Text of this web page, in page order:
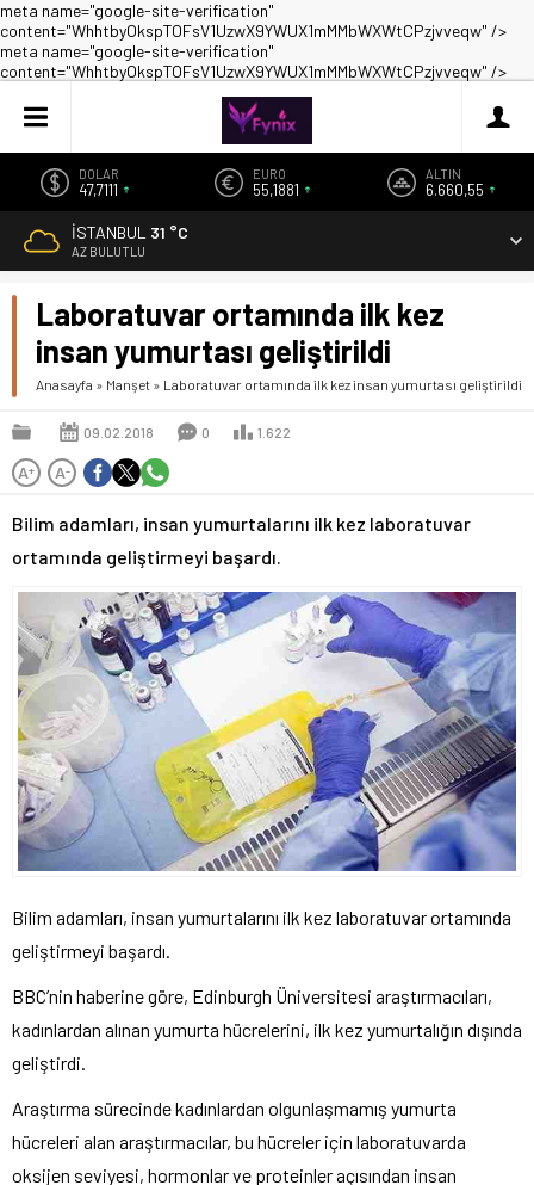
meta name="google-site-verification"
content="WhhtbyOkspTOFsV1UzwX9YWUX1mMMbWXWtCPzjvveqw" />
meta name="google-site-verification"
content="WhhtbyOkspTOFsV1UzwX9YWUX1mMMbWXWtCPzjvveqw" />
DOLAR
47,7111
EURO
55,1881
ALTIN
6.660,55
İSTANBUL 31 °C
AZ BULUTLU
Laboratuvar ortamında ilk kez
insan yumurtası geliştirildi
Anasayfa » Manşet » Laboratuvar ortamında ilk kez insan yumurtası geliştirildi
09.02.2018 0 1.622
A+ A-
Bilim adamları, insan yumurtalarını ilk kez laboratuvar
ortamında geliştirmeyi başardı.
Bilim adamları, insan yumurtalarını ilk kez laboratuvar ortamında
geliştirmeyi başardı.
BBC’nin haberine göre, Edinburgh Üniversitesi araştırmacıları,
kadınlardan alınan yumurta hücrelerini, ilk kez yumurtalığın dışında
geliştirdi.
Araştırma sürecinde kadınlardan olgunlaşmamış yumurta
hücreleri alan araştırmacılar, bu hücreler için laboratuvarda
oksijen seviyesi, hormonlar ve proteinler açısından insan